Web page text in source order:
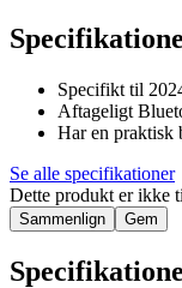
Specifikt til
Aftageligt
Har en praktisk
Se alle specifikationer
Dette produkt er ikke
Sammenlign Gem